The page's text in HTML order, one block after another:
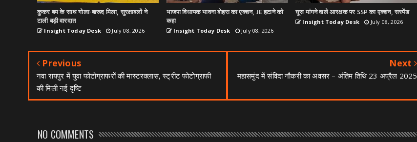
कुकर बम के साथ गोला-बारूद मिला, सुरक्षाबलों ने
टाली बड़ी वारदात
Insight Today Desk July 08, 2026
भाजपा विधायक भावना बोहरा का एक्शन, JE हटाने को
कहा
Insight Today Desk July 08, 2026
घूस मांगने वाले आरक्षक पर SSP का एक्शन, सस्पेंड
Insight Today Desk July 08, 2026
Previous
नवा रायपुर में युवा फोटोग्राफरों की मास्टरक्लास, स्ट्रीट फोटोग्राफी
की मिली नई दृष्टि
Next
महासमुंद में संविदा नौकरी का अवसर – अंतिम तिथि 23 अप्रैल 2025
NO COMMENTS